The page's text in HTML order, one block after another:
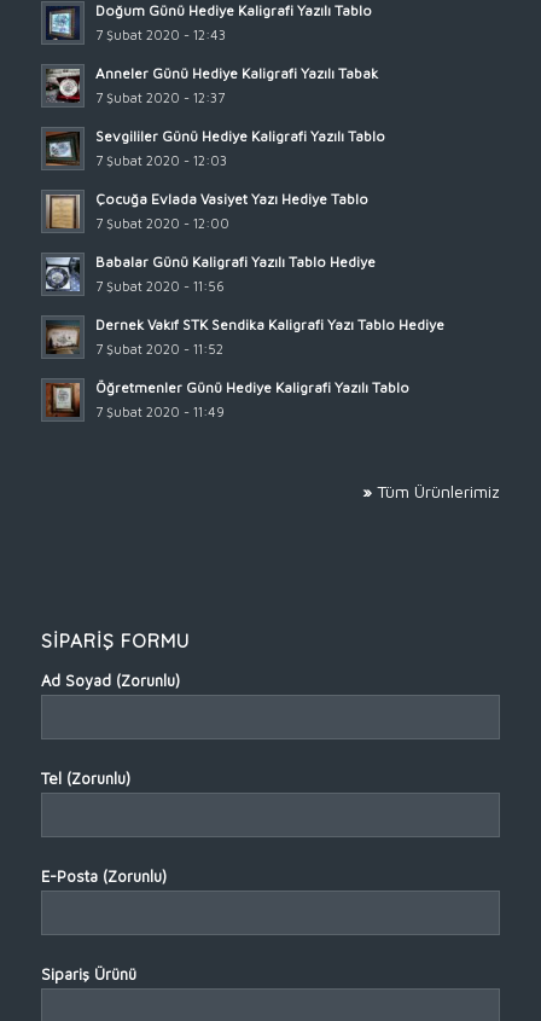
Doğum Günü Hediye Kaligrafi Yazılı Tablo
7 Şubat 2020 - 12:43
Anneler Günü Hediye Kaligrafi Yazılı Tabak
7 Şubat 2020 - 12:37
Sevgililer Günü Hediye Kaligrafi Yazılı Tablo
7 Şubat 2020 - 12:03
Çocuğa Evlada Vasiyet Yazı Hediye Tablo
7 Şubat 2020 - 12:00
Babalar Günü Kaligrafi Yazılı Tablo Hediye
7 Şubat 2020 - 11:56
Dernek Vakıf STK Sendika Kaligrafi Yazı Tablo Hediye
7 Şubat 2020 - 11:52
Öğretmenler Günü Hediye Kaligrafi Yazılı Tablo
7 Şubat 2020 - 11:49
» Tüm Ürünlerimiz
SİPARİŞ FORMU
Ad Soyad (Zorunlu)
Tel (Zorunlu)
E-Posta (Zorunlu)
Sipariş Ürünü